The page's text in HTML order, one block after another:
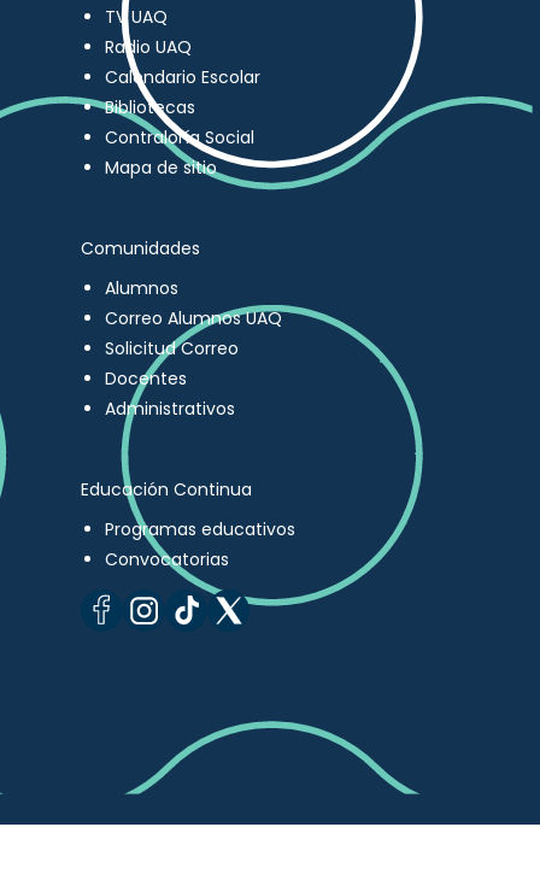
TV UAQ
Radio UAQ
Calendario Escolar
Bibliotecas
Contraloría Social
Mapa de sitio
Comunidades
Alumnos
Correo Alumnos UAQ
Solicitud Correo
Docentes
Administrativos
Educación Continua
Programas educativos
Convocatorias